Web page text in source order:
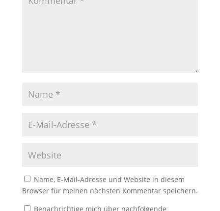
Name, E-Mail-Adresse und Website in diesem
Browser für meinen nächsten Kommentar speichern.
Benachrichtige mich über nachfolgende